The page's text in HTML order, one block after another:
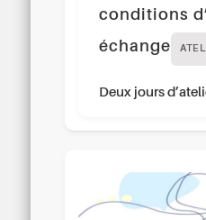
conditions
échange
Deux jours